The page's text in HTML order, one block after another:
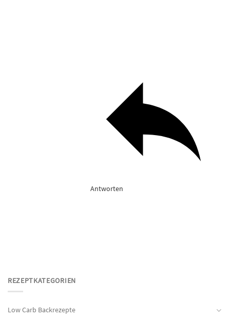
REZEPTKATEGORIEN
Low Carb Backrezepte
Antworten